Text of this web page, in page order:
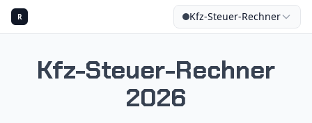
R Kfz-Steuer-Rechner
Kfz-Steuer-Rechner
2026